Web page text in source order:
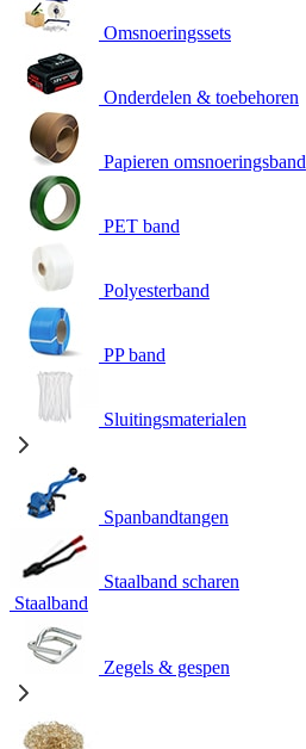
Omsnoeringssets
Onderdelen & toebehoren
Papieren omsnoeringsband
PET band
Polyesterband
PP band
Sluitingsmaterialen
Spanbandtangen
Staalband scharen
Staalband
Zegels & gespen